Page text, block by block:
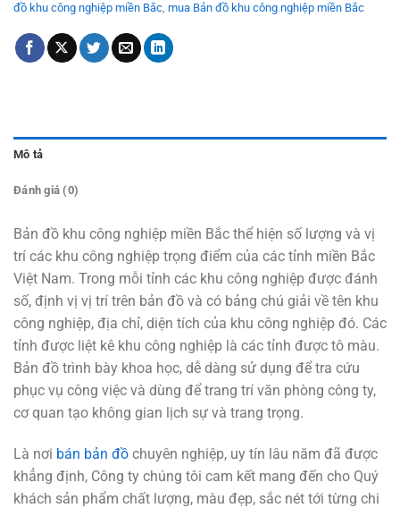
đồ khu công nghiệp miền Bắc, mua Bản đồ khu công nghiệp miền Bắc
Mô tả
Đánh giá (0)
Bản đồ khu công nghiệp miền Bắc thể hiện số lượng và vị
trí các khu công nghiệp trọng điểm của các tỉnh miền Bắc
Việt Nam. Trong mỗi tỉnh các khu công nghiệp được đánh
số, định vị vị trí trên bản đồ và có bảng chú giải về tên khu
công nghiệp, địa chỉ, diện tích của khu công nghiệp đó. Các
tỉnh được liệt kê khu công nghiệp là các tỉnh được tô màu.
Bản đồ trình bày khoa học, dễ dàng sử dụng để tra cứu
phục vụ công việc và dùng để trang trí văn phòng công ty,
cơ quan tạo không gian lịch sự và trang trọng.
Là nơi bán bản đồ chuyên nghiệp, uy tín lâu năm đã được
khẳng định, Công ty chúng tôi cam kết mang đến cho Quý
khách sản phẩm chất lượng, màu đẹp, sắc nét tới từng chi